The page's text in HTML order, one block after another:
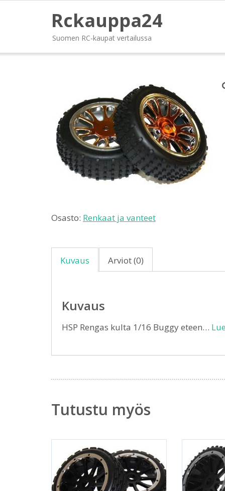
Rckauppa24
Suomen RC-kaupat vertailussa
Osasto: Renkaat ja vanteet
Kuvaus Arviot (0)
Kuvaus
HSP Rengas kulta 1/16 Buggy eteen…
Tutustu myös